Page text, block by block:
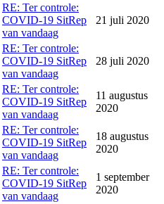
RE: Ter controle:
COVID-19 SitRep
van vandaag
21 juli 2020
RE: Ter controle:
COVID-19 SitRep
van vandaag
28 juli 2020
RE: Ter controle:
COVID-19 SitRep
van vandaag
11 augustus
2020
RE: Ter controle:
COVID-19 SitRep
van vandaag
18 augustus
2020
RE: Ter controle:
COVID-19 SitRep
van vandaag
1 september
2020